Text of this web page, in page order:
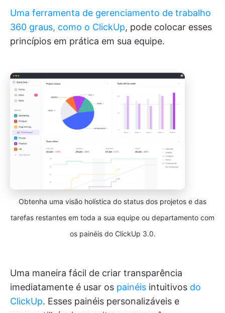
Uma ferramenta de gerenciamento de trabalho
360 graus, como o ClickUp, pode colocar esses
princípios em prática em sua equipe.
Obtenha uma visão holística do status dos projetos e das
tarefas restantes em toda a sua equipe ou departamento com
os painéis do ClickUp 3.0.
Uma maneira fácil de criar transparência
imediatamente é usar os painéis intuitivos do
ClickUp. Esses painéis personalizáveis e